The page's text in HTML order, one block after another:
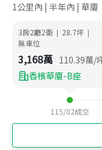
1公里內 | 半年內 | 華廈
3房2廳2衛 | 28.7坪 |
無車位
3,168萬 110.39萬/
香檳華廈-B座
115/02成交